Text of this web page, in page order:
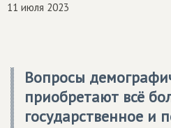
11 июля 2023
Вопросы
приобретают всё
государственное и